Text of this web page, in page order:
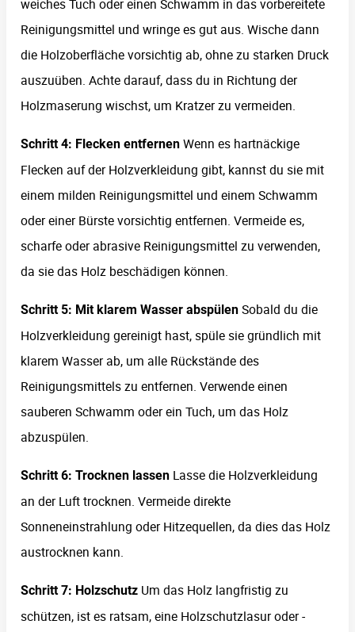
weiches Tuch oder einen Schwamm in das vorbereitete
Reinigungsmittel und wringe es gut aus. Wische dann
die Holzoberfläche vorsichtig ab, ohne zu starken Druck
auszuüben. Achte darauf, dass du in Richtung der
Holzmaserung wischst, um Kratzer zu vermeiden.
Schritt 4: Flecken entfernen Wenn es hartnäckige
Flecken auf der Holzverkleidung gibt, kannst du sie mit
einem milden Reinigungsmittel und einem Schwamm
oder einer Bürste vorsichtig entfernen. Vermeide es,
scharfe oder abrasive Reinigungsmittel zu verwenden,
da sie das Holz beschädigen können.
Schritt 5: Mit klarem Wasser abspülen Sobald du die
Holzverkleidung gereinigt hast, spüle sie gründlich mit
klarem Wasser ab, um alle Rückstände des
Reinigungsmittels zu entfernen. Verwende einen
sauberen Schwamm oder ein Tuch, um das Holz
abzuspülen.
Schritt 6: Trocknen lassen Lasse die Holzverkleidung
an der Luft trocknen. Vermeide direkte
Sonneneinstrahlung oder Hitzequellen, da dies das Holz
austrocknen kann.
Schritt 7: Holzschutz Um das Holz langfristig zu
schützen, ist es ratsam, eine Holzschutzlasur oder -